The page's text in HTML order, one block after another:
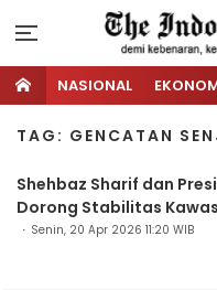
NASIONAL
TAG: GENCATAN
Shehbaz Sharif dan
Dorong Stabilitas
Senin, 20 Apr 2026 11:20 WIB